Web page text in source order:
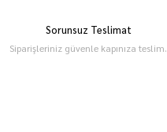
Sorunsuz Teslimat
Siparişleriniz güvenle kapınıza teslim.